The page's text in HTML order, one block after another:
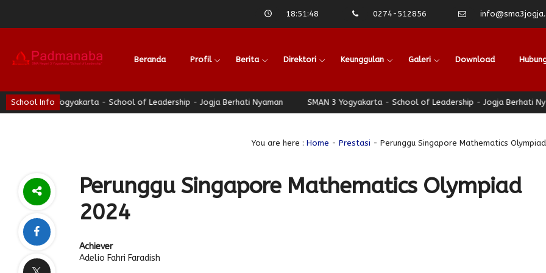
18:51:49 0274-512856
Beranda Profil Berita Direktori Keunggulan Galeri Download
School Info
3 Yogyakarta - School of Leadership - Jogja Berhati Nyaman SMAN 3 Yogyakarta - School of Leadership - Jogja Berhati Nyaman
You are here : Home - Prestasi - Perunggu Singapore Mathematics
Perunggu Singapore Mathematics Olympiad
2024
Achiever
Adelio Fahri Faradish